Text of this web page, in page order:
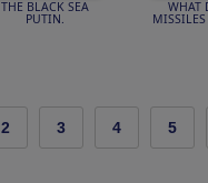
THE BLACK SEA
PUTIN.
WHAT
2 3 4 5